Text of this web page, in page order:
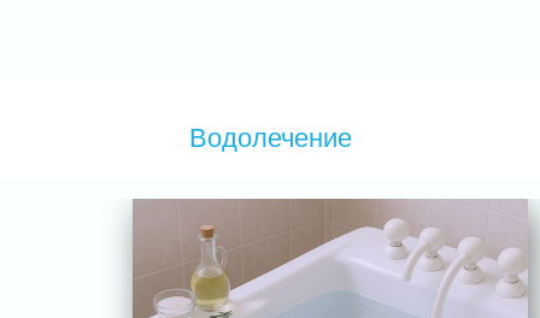
Водолечение